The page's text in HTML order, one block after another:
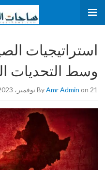
استراتيجيات
وسط التحديات
ByAmr Admin on 21 نوفمبر، 2023